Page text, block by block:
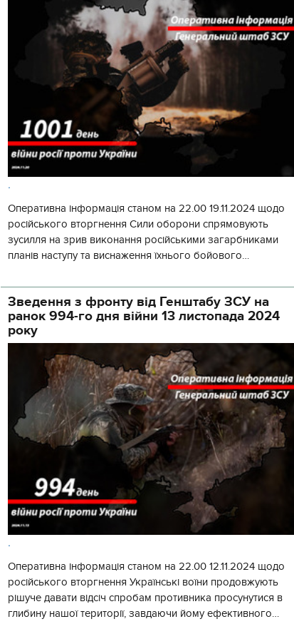
.
Оперативна інформація станом на 22.00 19.11.2024 щодо
російського вторгнення Сили оборони спрямовують
зусилля на зрив виконання російськими загарбниками
планів наступу та виснаження їхнього бойового
Зведення з фронту від Генштабу ЗСУ на
ранок 994-го дня війни 13 листопада 2024
року
.
Оперативна інформація станом на 22.00 12.11.2024 щодо
російського вторгнення Українські воїни продовжують
рішуче давати відсіч спробам противника просунутися в
глибину нашої території, завдаючи йому ефективного